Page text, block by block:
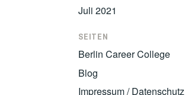
Juli 2021
SEITEN
Berlin Career College
Blog
Impressum / Datenschutz